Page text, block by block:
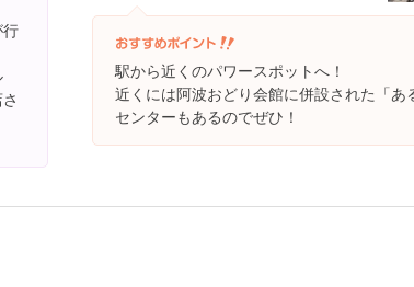
駅から近くのパワースポットへ！
近くには阿波おどり会館に併設された「あ
センターもあるのでぜひ！